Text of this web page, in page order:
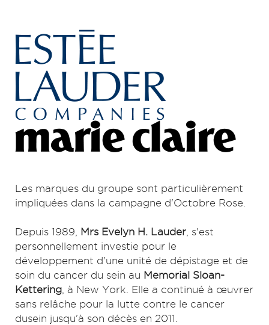
Les marques du groupe sont particulièrement
impliquées dans la campagne d'Octobre Rose.
Depuis 1989, Mrs Evelyn H. Lauder , s'est
personnellement investie pour le
développement d'une unité de dépistage et de
soin du cancer du sein au Memorial Sloan-
Kettering , à New York. Elle a continué à œuvrer
sans relâche pour la lutte contre le cancer
dusein jusqu'à son décès en 2011.